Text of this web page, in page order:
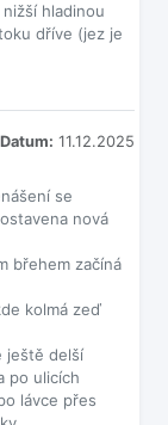
hladinou
dříve (jez je
Datum: 11.12.2025
se
nová
břehem začíná
kolmá zeď
ještě delší
po ulicích
lávce přes